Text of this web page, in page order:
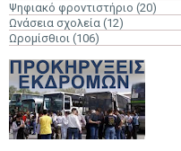
Ψηφιακό φροντιστήριο (20)
Ωνάσεια σχολεία (12)
Ωρομίσθιοι (106)